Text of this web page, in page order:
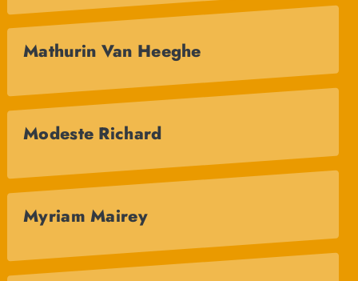
Mathurin Van Heeghe
Modeste Richard
Myriam Mairey